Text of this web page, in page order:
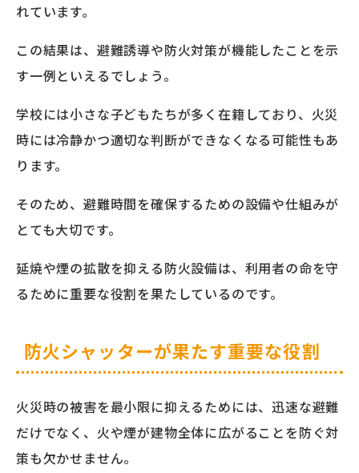
れています。
この結果は、避難誘導や防火対策が機能したことを示
す一例といえるでしょう。
学校には小さな子どもたちが多く在籍しており、火災
時には冷静かつ適切な判断ができなくなる可能性もあ
ります。
そのため、避難時間を確保するための設備や仕組みが
とても大切です。
延焼や煙の拡散を抑える防火設備は、利用者の命を守
るために重要な役割を果たしているのです。
防火シャッターが果たす重要な役割
火災時の被害を最小限に抑えるためには、迅速な避難
だけでなく、火や煙が建物全体に広がることを防ぐ対
策も欠かせません。